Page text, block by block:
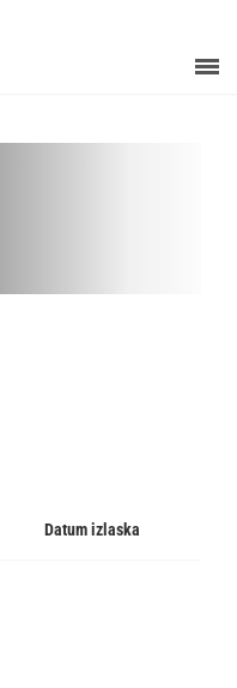
Datum izlaska